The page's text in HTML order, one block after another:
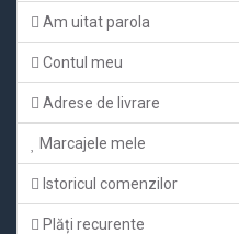
Am uitat parola
Contul meu
Adrese de livrare
Marcajele mele
Istoricul comenzilor
Plăți recurente